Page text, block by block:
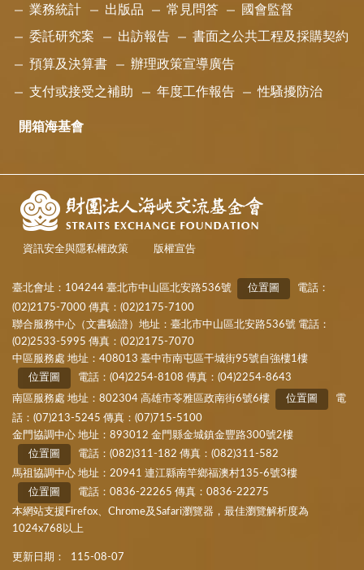
業務統計 出版品 常見問答 國會監督
委託研究案 出訪報告 書面之公共工程及採購契約
預算及決算書 辦理政策宣導廣告
支付或接受之補助 年度工作報告 性騷擾防治
開箱海基會
資訊安全與隱私權政策 版權宣告
臺北會址：104244 臺北市中山區北安路536號 位置圖
電話：
(02)2175-7000 傳真：(02)2175-7100
聯合服務中心（文書驗證）地址：臺北市中山區北安路536號 電話：
(02)2533-5995 傳真：(02)2175-7070
中區服務處 地址：408013 臺中市南屯區干城街95號自強樓1樓
位置圖
電話：(04)2254-8108 傳真：(04)2254-8643
南區服務處 地址：802304 高雄市苓雅區政南街6號6樓
位置圖
電
話：(07)213-5245 傳真：(07)715-5100
金門協調中心 地址：893012 金門縣金城鎮金豐路300號2樓
位置圖
電話：(082)311-182 傳真：(082)311-582
馬祖協調中心 地址：20941 連江縣南竿鄉福澳村135-6號3樓
位置圖
電話：0836-22265 傳真：0836-22275
本網站支援Firefox、Chrome及Safari瀏覽器，最佳瀏覽解析度為
1024x768以上
更新日期： 115-08-07